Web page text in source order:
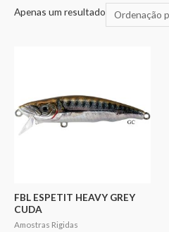
Apenas um resultado
FBL ESPETIT HEAVY GREY
CUDA
Amostras Rigidas